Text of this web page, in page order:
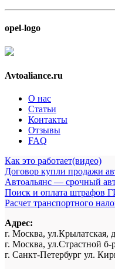
opel-logo
Avtoaliance.ru
О нас
Статьи
Контакты
Отзывы
FAQ
Как это работает(видео)
Договор купли продажи
Автоальянс — срочный
Поиск и оплата штрафов
Расчет транспортного
Адрес:
г. Москва, ул.Крылатская,
г. Москва, ул.Страстной б-
г. Санкт-Петербург ул.